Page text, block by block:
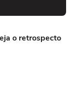
o retrospecto